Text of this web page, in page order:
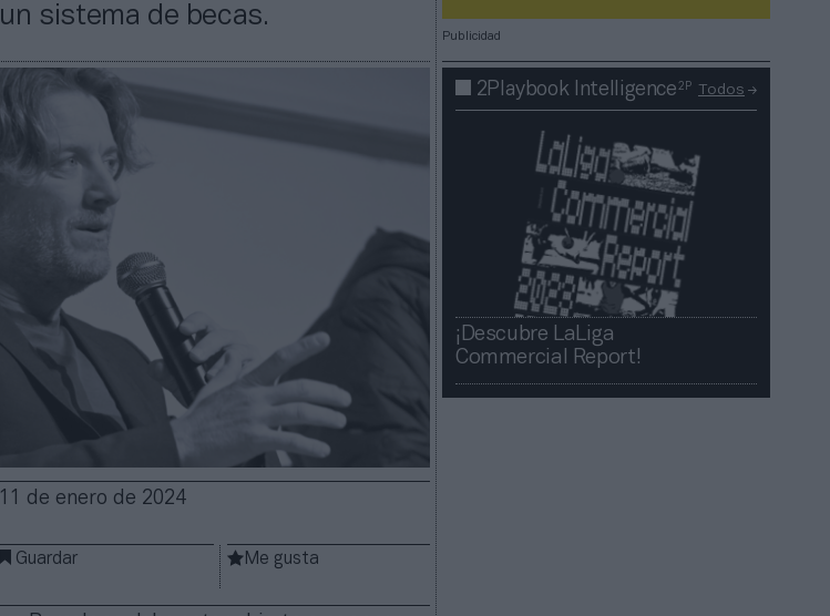
sistema de becas.
11 de enero de 2024
Guardar Me gusta
Publicidad
2Playbook Intelligence2P Todos
¡Descubre LaLiga
Commercial Report!​​